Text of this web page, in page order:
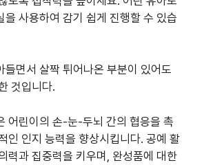
을 사용하여 감기 쉽게 진행할 수 있습
들면서 살짝 튀어나온 부분이 있어도
것입니다.
어린이의 손-눈-두뇌 간의 협응을 촉
인 인지 능력을 향상시킵니다. 공예 활
력과 집중력을 키우며, 완성품에 대한